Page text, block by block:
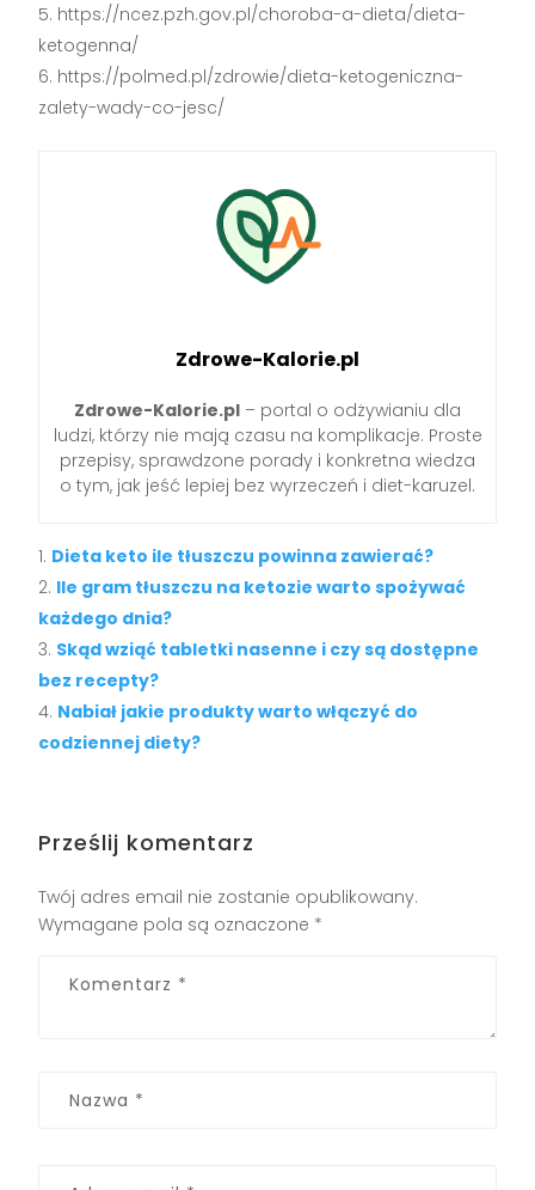
https://ncez.pzh.gov.pl/choroba-a-dieta/dieta-
ketogenna/
https://polmed.pl/zdrowie/dieta-ketogeniczna-
zalety-wady-co-jesc/
Zdrowe-Kalorie.pl
Zdrowe-Kalorie.pl – portal o odżywianiu dla
ludzi, którzy nie mają czasu na komplikacje. Proste
przepisy, sprawdzone porady i konkretna wiedza
o tym, jak jeść lepiej bez wyrzeczeń i diet-karuzel.
Dieta keto ile tłuszczu powinna zawierać?
Ile gram tłuszczu na ketozie warto spożywać
każdego dnia?
Skąd wziąć tabletki nasenne i czy są dostępne
bez recepty?
Nabiał jakie produkty warto włączyć do
codziennej diety?
Prześlij komentarz
Twój adres email nie zostanie opublikowany.
Wymagane pola są oznaczone *